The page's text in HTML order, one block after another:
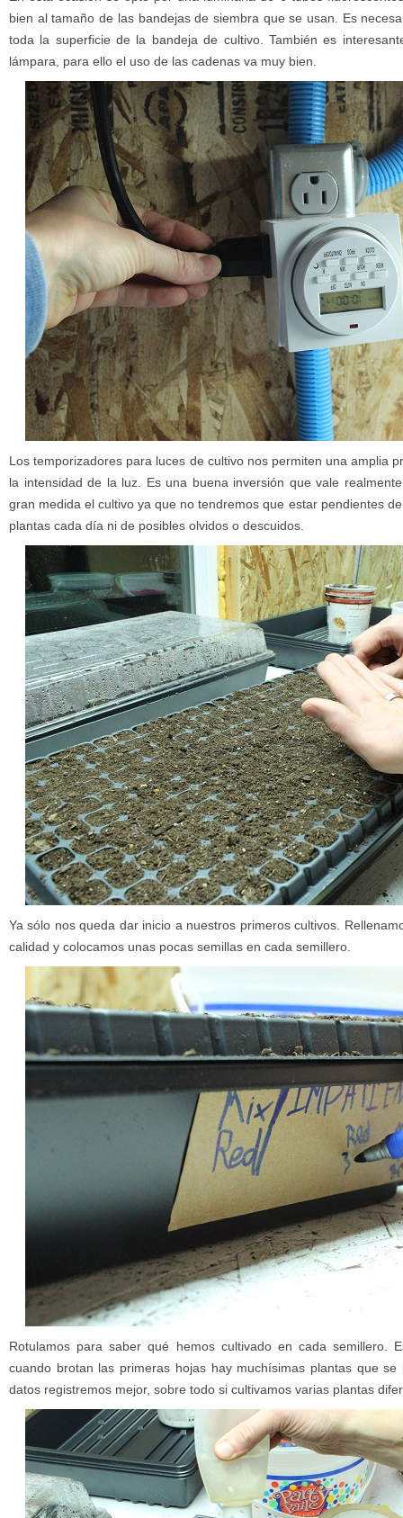
bien al tamaño de las bandejas de siembra que se usan. Es
toda la superficie de la bandeja de cultivo. También es
lámpara, para ello el uso de las cadenas va muy bien.
Los temporizadores para luces de cultivo nos permiten una amplia
la intensidad de la luz. Es una buena inversión que vale
gran medida el cultivo ya que no tendremos que estar pendientes
plantas cada día ni de posibles olvidos o descuidos.
Ya sólo nos queda dar inicio a nuestros primeros cultivos.
calidad y colocamos unas pocas semillas en cada semillero.
Rotulamos para saber qué hemos cultivado en cada semillero.
cuando brotan las primeras hojas hay muchísimas plantas que
datos registremos mejor, sobre todo si cultivamos varias plantas